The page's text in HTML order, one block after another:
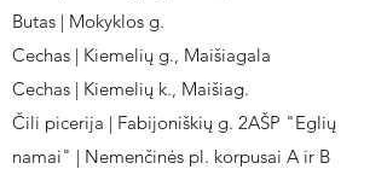
Butas | Mokyklos g.
Cechas | Kiemelių g., Maišiagala
Cechas | Kiemelių k., Maišiag.
Čili picerija | Fabijoniškių g. 2AŠP "Eglių
namai" | Nemenčinės pl. korpusai A ir B